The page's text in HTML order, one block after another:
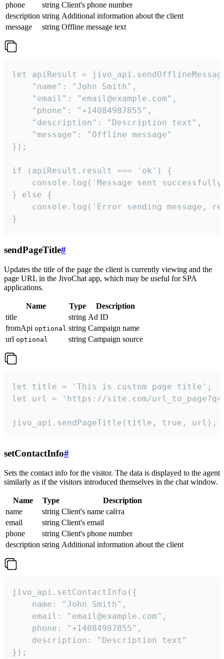
phone
string Client's phone number
description string Additional information about the client
message
string Offline message text
let apiResult =
    "name": "John Smith",
    "email": "email@example.com",
    "phone": "+14084987855",
    "description": "Description text",
    "message": "Offline message"
});
if (apiResult.result === 'ok') {
console.log('Message sent
} else {
console.log('Error sending message,
}
sendPageTitle#
Updates the title of the page the client is currently viewing and the
page URL in the JivoChat app, which may be useful for SPA
applications.
Name Type
Description
title
string Ad ID
fromApi optional string Campaign name
url optional string Campaign source
let title = 'This is custom page title';
let url = 'https://site.com/
jivo_api.sendPageTitle(title, true, url);
setContactInfo#
Sets the contact info for the visitor. The data is displayed to the agent
similarly as if the visitors introduced themselves in the chat window.
Name Type
Description
name
string Client's name сайта
email
string Client's email
phone
string Client's phone number
description string Additional information about the client
jivo_api.setContactInfo({
    name: "John Smith",
    email: "email@example.com",
    phone: "+14084987855",
    description: "Description text"
});